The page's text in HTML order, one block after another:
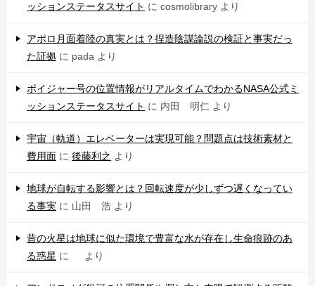
ッションステータスサイト に cosmolibrary より
アポロ月面着陸の真実とは？捏造陰謀論説の検証と事実だっ
た証拠 に pada より
ボイジャー号の位置情報がリアルタイムでわかるNASA公式ミ
ッションステータスサイト に 内田 明仁 より
宇宙（軌道）エレベーターは実現可能？問題点は技術素材と
費用面 に 後藤利之 より
地球が自転する影響とは？回転速度が少しずつ遅くなってい
る事実 に 山田 浩 より
昔の火星は地球に似た環境で豊富な水が存在し生命痕跡のあ
る惑星 に より